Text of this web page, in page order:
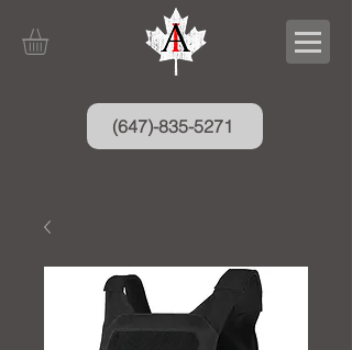
(647)-835-5271